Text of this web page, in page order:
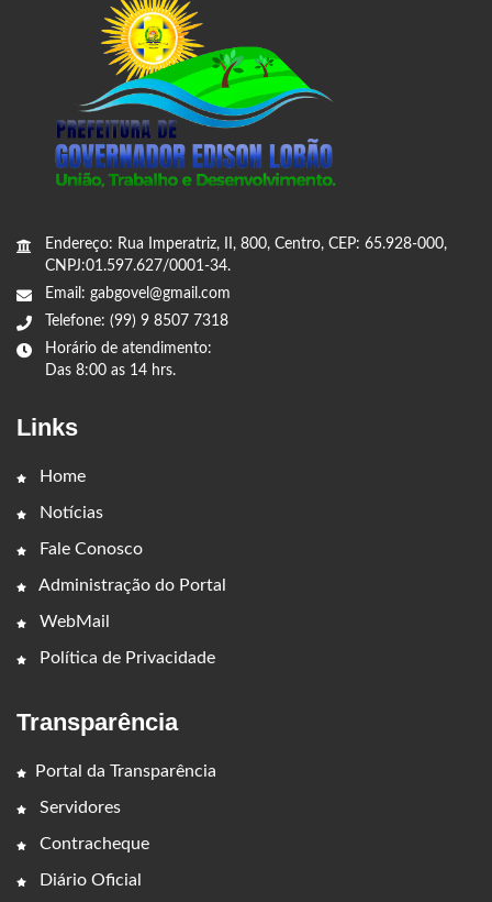
Endereço: Rua Imperatriz, II, 800, Centro, CEP: 65.928-000,
CNPJ:01.597.627/0001-34.
Email: gabgovel@gmail.com
Telefone: (99) 9 8507 7318
Horário de atendimento:
Das 8:00 as 14 hrs.
Links
Home
Notícias
Fale Conosco
Administração do Portal
WebMail
Política de Privacidade
Transparência
Portal da Transparência
Servidores
Contracheque
Diário Oficial